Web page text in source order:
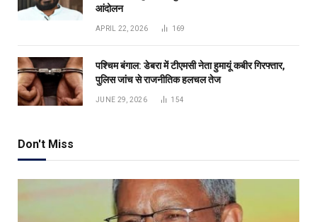
आंदोलन
APRIL 22, 2026 169
पश्चिम बंगाल: डेबरा में टीएमसी नेता हुमायूं कबीर गिरफ्तार,
पुलिस जांच से राजनीतिक हलचल तेज
JUNE 29, 2026 154
Don't Miss